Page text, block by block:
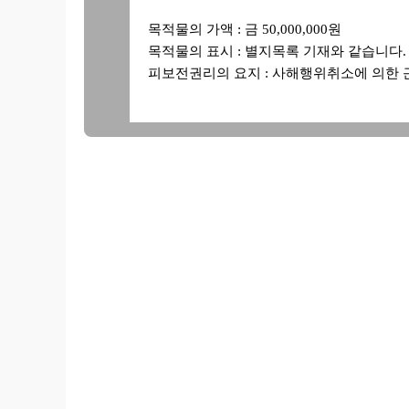
목적물의 가액 : 금 50,000,000원
목적물의 표시 : 별지목록 기재와 같습니다.
피보전권리의 요지 : 사해행위취소에 의한